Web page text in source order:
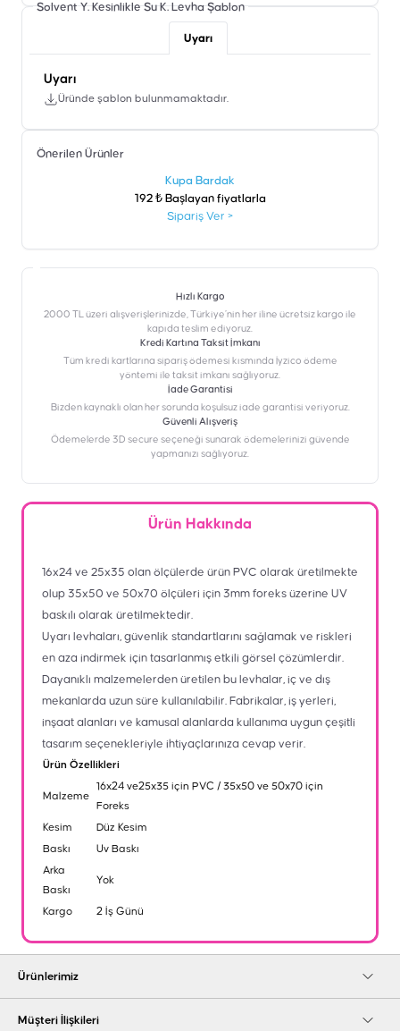
Solvent Y. Kesinlikle Su K. Levha Şablon
Uyarı
Uyarı
Üründe şablon bulunmamaktadır.
Önerilen Ürünler
Kupa Bardak
192 ₺ Başlayan fiyatlarla
Sipariş Ver >
Hızlı Kargo
2000 TL üzeri alışverişlerinizde, Türkiye’nin her iline ücretsiz kargo ile
kapıda teslim ediyoruz.
Kredi Kartına Taksit İmkanı
‎Tüm kredi kartlarına sipariş ödemesi kısmında İyzico ödeme
yöntemi ile taksit imkanı sağlıyoruz.
İade Garantisi
Bizden kaynaklı olan her sorunda koşulsuz iade garantisi veriyoruz.
Güvenli Alışveriş
Ödemelerde 3D secure seçeneği sunarak ödemelerinizi güvende
yapmanızı sağlıyoruz.
Ürün Hakkında
16x24 ve 25x35 olan ölçülerde ürün PVC olarak üretilmekte
olup 35x50 ve 50x70 ölçüleri için 3mm foreks üzerine UV
baskılı olarak üretilmektedir.
Uyarı levhaları, güvenlik standartlarını sağlamak ve riskleri
en aza indirmek için tasarlanmış etkili görsel çözümlerdir.
Dayanıklı malzemelerden üretilen bu levhalar, iç ve dış
mekanlarda uzun süre kullanılabilir. Fabrikalar, iş yerleri,
inşaat alanları ve kamusal alanlarda kullanıma uygun çeşitli
tasarım seçenekleriyle ihtiyaçlarınıza cevap verir.
Ürün Özellikleri
Malzeme
16x24 ve25x35 için PVC / 35x50 ve 50x70 için
Foreks
Kesim
Düz Kesim
Baskı
Uv Baskı
Arka
Baskı
Yok
Kargo 2 İş Günü
Ürünlerimiz
Müşteri İlişkileri